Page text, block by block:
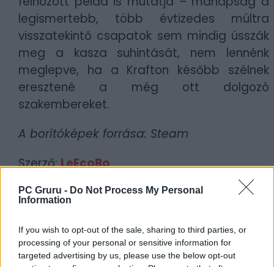
PC Gruru - Do Not Process My Personal
Information
If you wish to opt-out of the sale, sharing to third parties, or
processing of your personal or sensitive information for
targeted advertising by us, please use the below opt-out
legismertebb, több évtizedes múltra
visszatekintő csapatok sem mindig ússzák
meg a kasza suhintását, nem lennénk
meglepve, ha a Krafton később szélnek
eresztené a még ott dolgozó
szakembereket.
A borítóképek forrása: Steam
Szerző:LeEcoBo
Guru tartalmairól véletlenül se maradj le
a Google-ben.